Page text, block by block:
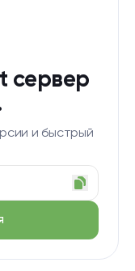
сервер
и быстрый